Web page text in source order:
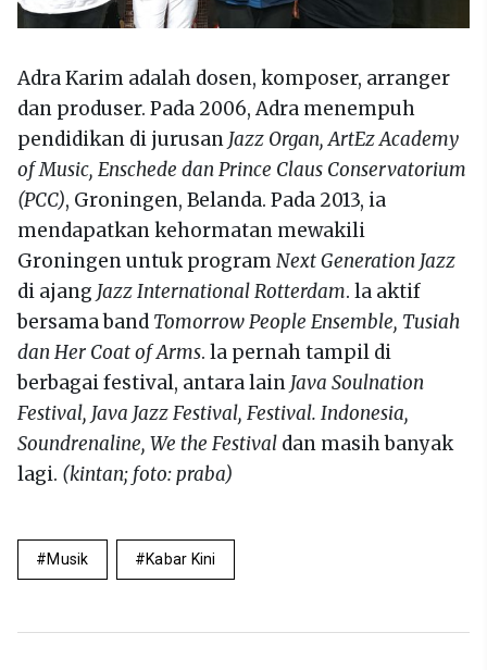
Adra Karim adalah dosen, komposer, arranger
dan produser. Pada 2006, Adra menempuh
pendidikan di jurusan Jazz Organ, ArtEz Academy
of Music, Enschede dan Prince Claus Conservatorium
(PCC), Groningen, Belanda. Pada 2013, ia
mendapatkan kehormatan mewakili
Groningen untuk programNext Generation Jazz
di ajang Jazz International Rotterdam. la aktif
bersama band Tomorrow People Ensemble, Tusiah
dan Her Coat of Arms. la pernah tampil di
berbagai festival, antara lain Java Soulnation
Festival, Java Jazz Festival, Festival. Indonesia,
Soundrenaline, We the Festival dan masih banyak
lagi. (kintan; foto: praba)
Musik Kabar Kini